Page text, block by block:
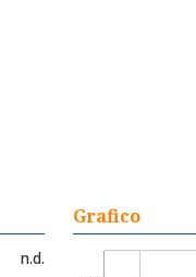
n.d.
Grafico